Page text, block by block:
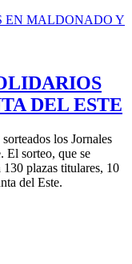
DEL ESTE
los Jornales
El sorteo, que se
plazas titulares, 10
del Este.